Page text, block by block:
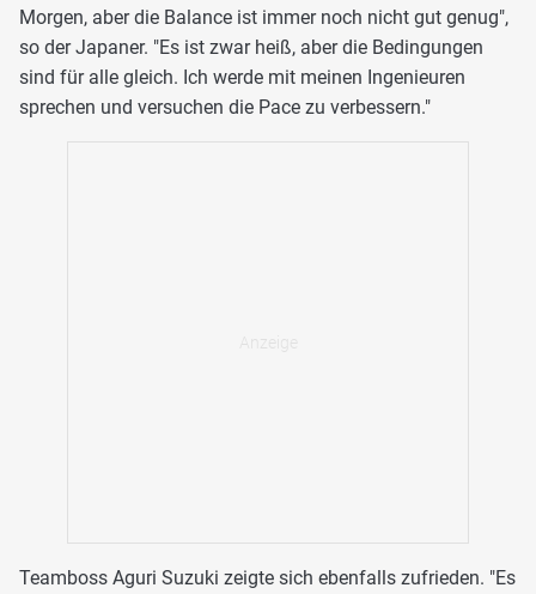
Morgen, aber die Balance ist immer noch nicht gut genug",
so der Japaner. "Es ist zwar heiß, aber die Bedingungen
sind für alle gleich. Ich werde mit meinen Ingenieuren
sprechen und versuchen die Pace zu verbessern."
Teamboss Aguri Suzuki zeigte sich ebenfalls zufrieden. "Es